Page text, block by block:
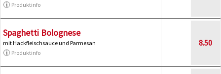
Produktinfo
Spaghetti Bolognese
mit Hackfleischsauce und Parmesan
Produktinfo
8.50